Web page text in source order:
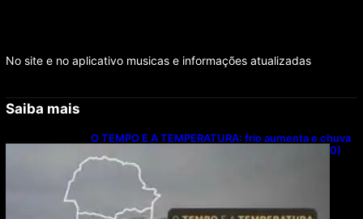
No site e no aplicativo musicas e informações atualizadas
Saiba mais
O TEMPO E A TEMPERATURA: frio aumenta e chuva
persiste em áreas do Sul nesta segunda-feira (10)